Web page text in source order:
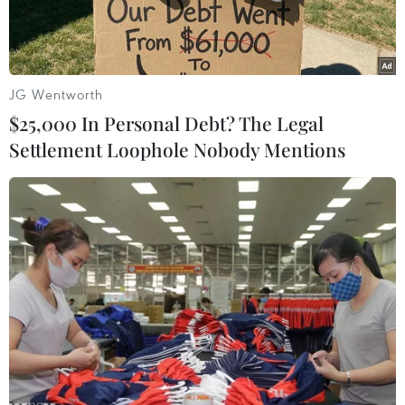
(Nguồn: Naval News)
Theo hãng tin Yohap, ngày 25/4, Hàn Quốc đã
phê duyệt các dự án quốc phòng lớn nhằm phát
triển hệ thống đánh chặn tên lửa tân tiến.
Theo Cơ quan Quản lý Chương trình Mua sắm
Quốc phòng Hàn Quốc (DAPA), Ủy ban Xúc tiến
Dự án Quốc phòng đã "bật đèn xanh" cho kế
JG Wentworth
$25,000 In Personal Debt? The Legal
Settlement Loophole Nobody Mentions